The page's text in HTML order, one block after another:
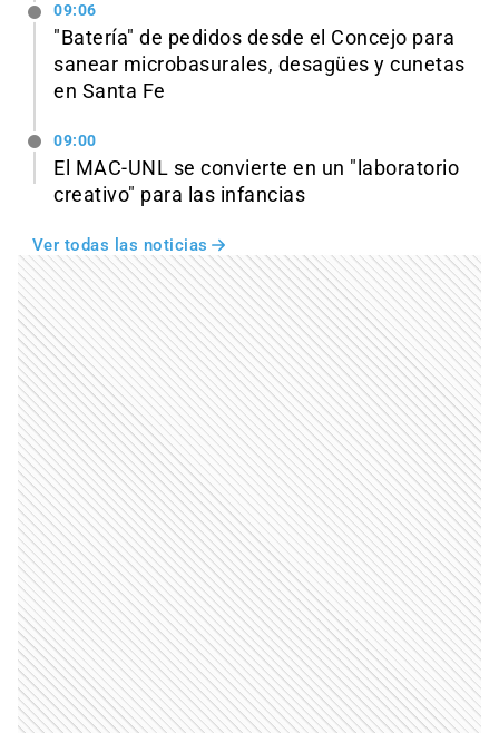
09:06
"Batería" de pedidos desde el Concejo para
sanear microbasurales, desagües y cunetas
en Santa Fe
09:00
El MAC-UNL se convierte en un "laboratorio
creativo" para las infancias
Ver todas las noticias